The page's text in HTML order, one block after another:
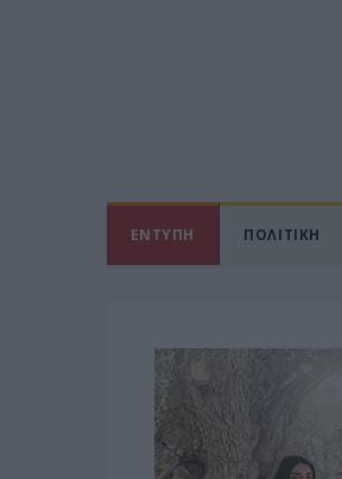
ΕΝΤΥΠΗ ΠΟΛΙΤΙΚΗ